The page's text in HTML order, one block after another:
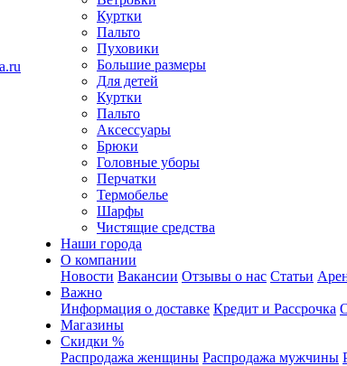
Куртки
Пальто
Пуховики
Большие размеры
Для детей
Куртки
Пальто
Аксессуары
Брюки
Головные уборы
Перчатки
Термобелье
Шарфы
Чистящие средства
Наши города
О компании
Новости Вакансии Отзывы о нас Статьи
Важно
Информация о доставке Кредит и Рассрочка
Магазины
Скидки %
Распродажа женщины Распродажа мужчины